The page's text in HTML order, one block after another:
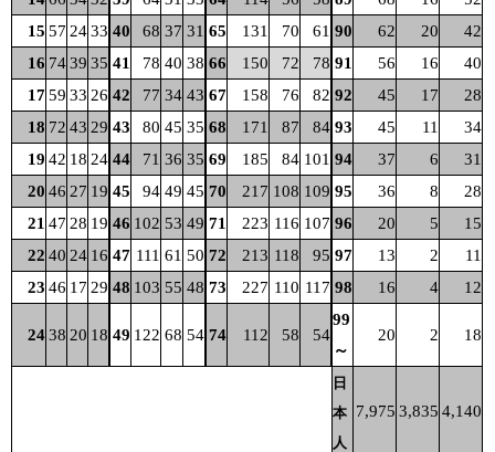
15 57 2433 40 68 37 31 65 131 70 61 90 62 20
42
16 7439 35 41 78 40 38 66 150 72 78 91 56 16
40
1759 33 26 42 77 34 43 67 158 76 82 92 45 17
28
18 72 43 29 43 80 45 35 68 171 87 84 93 45 11
34
19 42 18 24 44 71 36 35 69 185 84 101 94 37 6
31
20 46 27 19 45 94 49 45 70 217 108 109 95 36 8
28
21 47 28 19 46 102 53 49 71 223 116 107 96 20 5
15
22 40 24 16 47 111 61 50 72 213 118 95 97 13 2
11
23 46 17 29 48 103 55 48 73 227 110 117 98 16 4 12
2438 20 18 49 122 68 54 74 112 58 54
99
～
20 2 18
日
本
人
7,975 3,835 4,140